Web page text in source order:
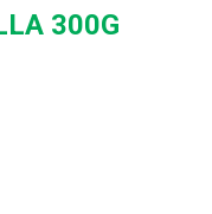
300G